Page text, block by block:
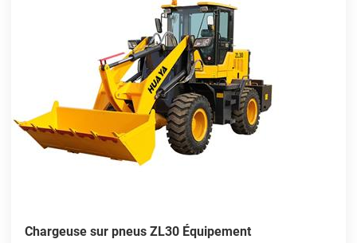
Chargeuse sur pneus ZL30 Équipement